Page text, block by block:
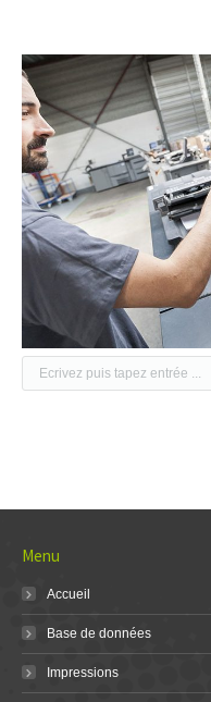
Menu
Accueil
Base de données
Impressions